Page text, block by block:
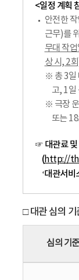
<일정 계획
안전한
근무)를
무대 작
상 시, 2
※ 총 3일
고, 1일
※ 극장
또는
☞ 대관료 및
(http://
‘대관서비
□ 대관 심의 기
심의 기준